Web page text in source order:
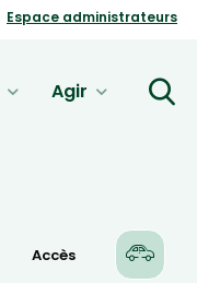
Espace administrateurs
Agir
Accès